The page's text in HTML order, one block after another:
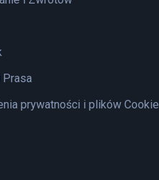
Prasa
prywatności i plików Cookie